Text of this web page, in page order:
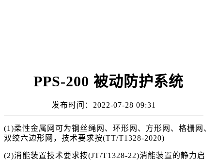
PPS-200 被动防护系统
发布时间： 2022-07-28 09:31
(1)柔性金属网可为钢丝绳网、环形网、方形网、格栅网、
双绞六边形网，技术要求按(TT/T1328-2020)
(2)消能装置技术要求按(JT/T1328-22)消能装置的静力启